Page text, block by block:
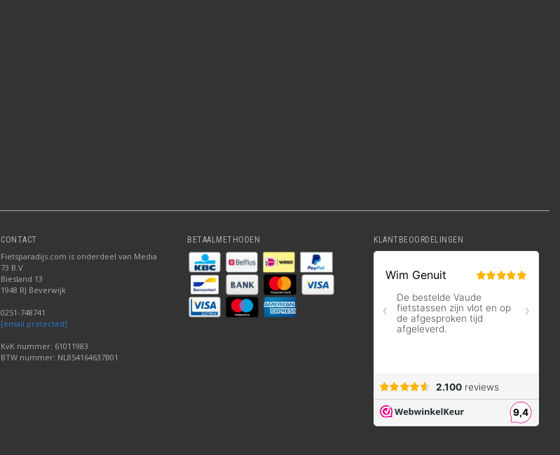
CONTACT
Fietsparadijs.com is onderdeel van Media
73 B.V.
Biesland 13
1948 RJ Beverwijk
0251-748741
[email protected]
KvK nummer: 61011983
BTW nummer: NL854164637B01
BETAALMETHODEN KLANTBEOORDELINGEN